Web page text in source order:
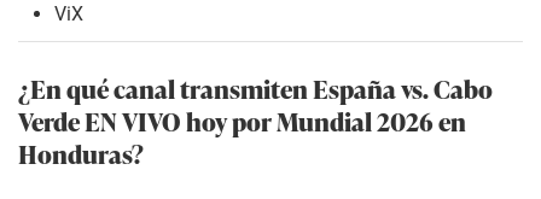
ViX
¿En qué canal transmiten España vs. Cabo
Verde EN VIVO hoy por Mundial 2026 en
Honduras?